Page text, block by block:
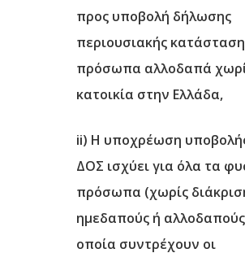
προς υποβολή δήλωσης
περιουσιακής
πρόσωπα αλλοδαπά
κατοικία στην Ελλάδα,
ii) Η υποχρέωση
ΔΟΣ ισχύει για όλα τα
πρόσωπα (χωρίς
ημεδαπούς ή
οποία συντρέχουν οι